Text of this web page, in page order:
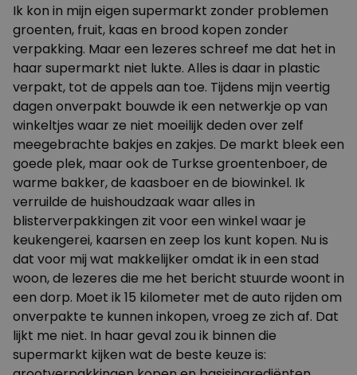
Ik kon in mijn eigen supermarkt zonder problemen
groenten, fruit, kaas en brood kopen zonder
verpakking. Maar een lezeres schreef me dat het in
haar supermarkt niet lukte. Alles is daar in plastic
verpakt, tot de appels aan toe. Tijdens mijn veertig
dagen onverpakt bouwde ik een netwerkje op van
winkeltjes waar ze niet moeilijk deden over zelf
meegebrachte bakjes en zakjes. De markt bleek een
goede plek, maar ook de Turkse groentenboer, de
warme bakker, de kaasboer en de biowinkel. Ik
verruilde de huishoudzaak waar alles in
blisterverpakkingen zit voor een winkel waar je
keukengerei, kaarsen en zeep los kunt kopen. Nu is
dat voor mij wat makkelijker omdat ik in een stad
woon, de lezeres die me het bericht stuurde woont in
een dorp. Moet ik 15 kilometer met de auto rijden om
onverpakte te kunnen inkopen, vroeg ze zich af. Dat
lijkt me niet. In haar geval zou ik binnen die
supermarkt kijken wat de beste keuze is: